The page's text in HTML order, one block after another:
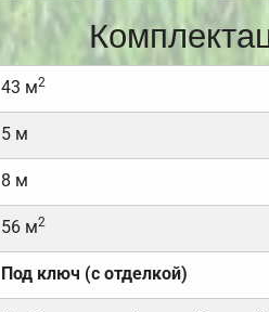
43 м2
5 м
8 м
56 м2
Под ключ (с отделкой)